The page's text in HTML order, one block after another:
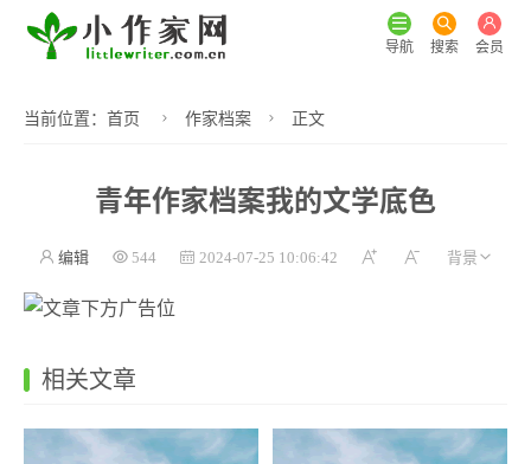
导航 搜索 会员
当前位置： 首页 作家档案 正文
青年作家档案我的文学底色
编辑 544 2024-07-25 10:06:42
相关文章